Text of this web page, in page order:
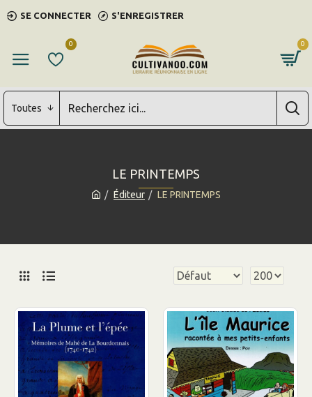
SE CONNECTER S'ENREGISTRER
0 0
Toutes
Éditeur LE PRINTEMPS
LE PRINTEMPS